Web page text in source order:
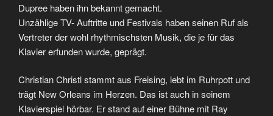
Dupree haben ihn bekannt gemacht.
Unzählige TV- Auftritte und Festivals haben seinen Ruf als
Vertreter der wohl rhythmischsten Musik, die je für das
Klavier erfunden wurde, geprägt.
Christian Christl stammt aus Freising, lebt im Ruhrpott und
trägt New Orleans im Herzen. Das ist auch in seinem
Klavierspiel hörbar. Er stand auf einer Bühne mit Ray